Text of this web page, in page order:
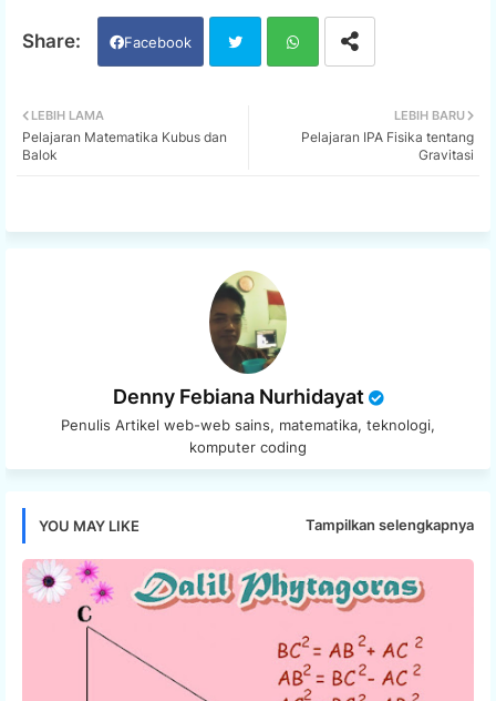
Facebook
tter ats
LEBIH BARU
Pelajaran IPA Fisika tentang
Gravitasi
LEBIH LAMA
Pelajaran Matematika Kubus dan
Balok
Denny Febiana Nurhidayat
Penulis Artikel web-web sains, matematika, teknologi,
komputer coding
YOU MAY LIKE Tampilkan selengkapnya